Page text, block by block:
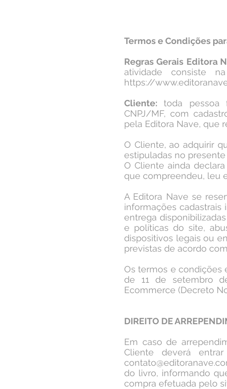
Termos e Condições
Regras Gerais Editora
atividade consiste
https://
Cliente: toda pessoa
CNPJ/MF, com
pela Editora Nave, que
O Cliente, ao adquirir
estipuladas no
O Cliente ainda
que compreendeu, leu
​A Editora Nave se
informações cadastrais
entrega
e políticas do site,
dispositivos legais ou
previstas de acordo
Os termos e condições
de 11 de setembro
Ecommerce (Decreto
DIREITO DE
Em caso de
Cliente deverá
do livro, informando
compra efetuada pelo